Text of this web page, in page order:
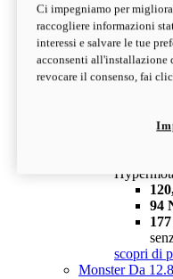
94
configura
94
scopri di
MonsterDa
Ci impegniamo per
raccogliere informazioni
interessi e salvare le tue
acconsenti
revocare il consenso, fai